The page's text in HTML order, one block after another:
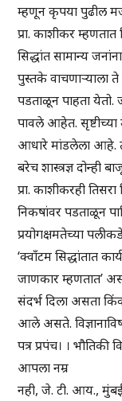
म्हणून कृपया पुढील
प्रा. काशीकर म्हणतात
सिद्धांत सामान्य
पुस्तके वाचणाऱ्याला
पडताळून पाहता येतो.
पावले आहेत. सृष्टीच्या
आधारे मांडलेला आहे.
बरेच शास्त्रज्ञ
प्रा. काशीकरही
निकषांवर पडताळून
प्रयोगक्षमतेच्या
‘क्वाँटम सिद्धांतात
जाणकार म्हणतात’
संदर्भ दिला असता
आले असते.
पत्र प्रपंच। । भौतिकी
आपला नम्र
नही, जे. टी. आय.,